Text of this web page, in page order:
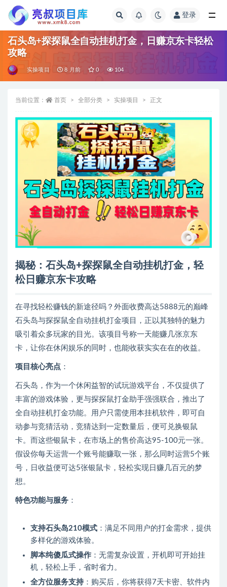
登录
石头岛+探探鼠全自动挂机打金，日赚京东卡轻松
攻略
实操项目 8 月前 0 104
当前位置： 首页 全部分类 实操项目 正文
揭秘：石头岛+探探鼠全自动挂机打金，轻
松日赚京东卡攻略
在寻找轻松赚钱的新途径吗？外面收费高达5888元的巅峰
石头岛与探探鼠全自动挂机打金项目，正以其独特的魅力
吸引着众多玩家的目光。该项目号称一天能赚几张京东
卡，让你在休闲娱乐的同时，也能收获实实在在的收益。
项目核心亮点 ：
石头岛，作为一个休闲益智的试玩游戏平台，不仅提供了
丰富的游戏体验，更与探探鼠打金助手强强联合，推出了
全自动挂机打金功能。用户只需使用本挂机软件，即可自
动参与竞猜活动，竞猜达到一定数量后，便可兑换银鼠
卡。而这些银鼠卡，在市场上的售价高达95-100元一张。
假设你每天运营一个账号能赚取一张，那么同时运营5个账
号，日收益便可达5张银鼠卡，轻松实现日赚几百元的梦
想。
特色功能与服务 ：
支持石头岛210模式 ：满足不同用户的打金需求，提供
多样化的游戏体验。
脚本纯傻瓜式操作 ：无需复杂设置，开机即可开始挂
机，轻松上手，省时省力。
全方位服务支持：购买后，你将获得7天卡密、软件内